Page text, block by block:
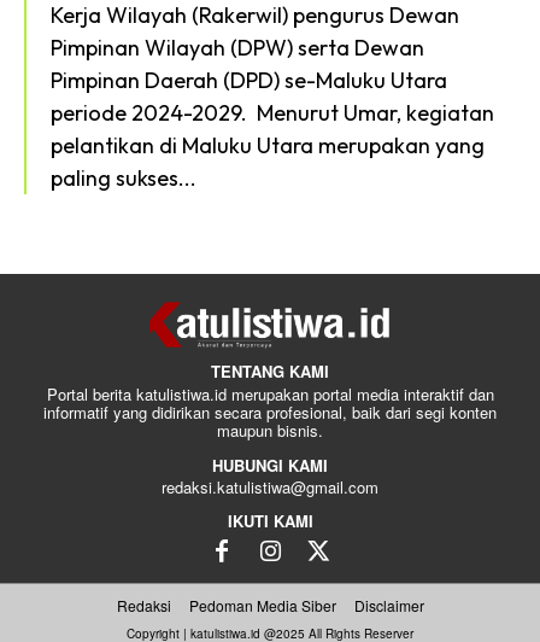
Kerja Wilayah (Rakerwil) pengurus Dewan
Pimpinan Wilayah (DPW) serta Dewan
Pimpinan Daerah (DPD) se-Maluku Utara
periode 2024-2029. ‎ ‎Menurut Umar, kegiatan
pelantikan di Maluku Utara merupakan yang
paling sukses...
TENTANG KAMI
Portal berita katulistiwa.id merupakan portal media interaktif dan
informatif yang didirikan secara profesional, baik dari segi konten
maupun bisnis.
HUBUNGI KAMI
redaksi.katulistiwa@gmail.com
IKUTI KAMI
Redaksi Pedoman Media Siber Disclaimer
Copyright | katulistiwa.id @2025 All Rights Reserver